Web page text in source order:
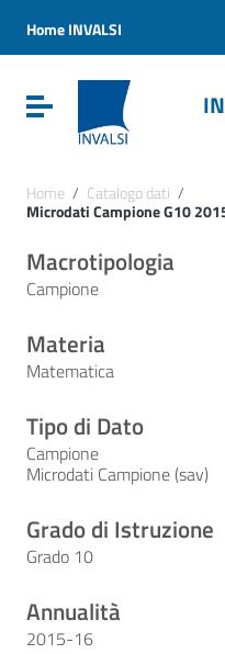
Vai al menu di navigazione
Vai al footer
Home INVALSI
Attiva / disattiva la
Home / Catalogo dati /
Microdati Campione G10
Macrotipologia
Campione
Materia
Matematica
Tipo di Dato
Campione
Microdati Campione (sav)
Grado di Istruzione
Grado 10
Annualità
2015-16